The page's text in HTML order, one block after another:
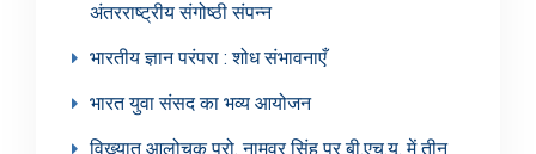
अंतरराष्ट्रीय संगोष्ठी संपन्न
भारतीय ज्ञान परंपरा : शोध संभावनाएँ
भारत युवा संसद का भव्य आयोजन
विख्यात आलोचक प्रो. नामवर सिंह पर बी.एच.यू. में तीन